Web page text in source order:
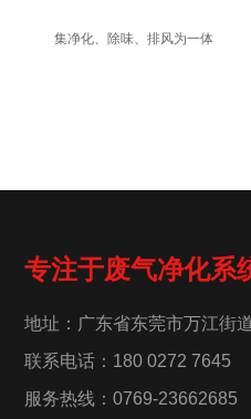
集净化、除味、排风为一体
专注于废气净化系
地址：广东省东莞市万江街
联系电话：180 0272 7645
服务热线：0769-23662685